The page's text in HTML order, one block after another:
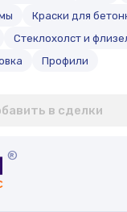
Краски для
Стеклохолст и
Профили
в сделки
®